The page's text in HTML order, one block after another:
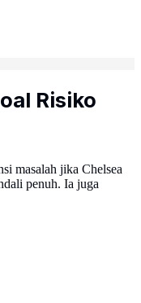
Risiko
masalah jika Chelsea
penuh. Ia juga